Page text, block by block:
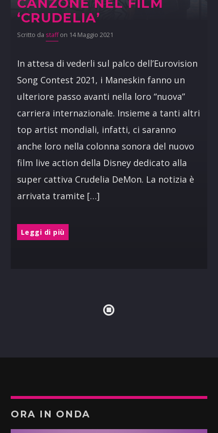
CANZONE NEL FILM
‘CRUDELIA’
Scritto da staffon 14 Maggio 2021
In attesa di vederli sul palco dell’Eurovision
Song Contest 2021, i Maneskin fanno un
ulteriore passo avanti nella loro “nuova”
carriera internazionale. Insieme a tanti altri
top artist mondiali, infatti, ci saranno
anche loro nella colonna sonora del nuovo
film live action della Disney dedicato alla
super cattiva Crudelia DeMon. La notizia è
arrivata tramite […]
Leggi di più
ORA IN ONDA